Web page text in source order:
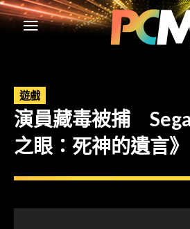
遊戲
演員藏毒被捕
之眼：死神的遺言》